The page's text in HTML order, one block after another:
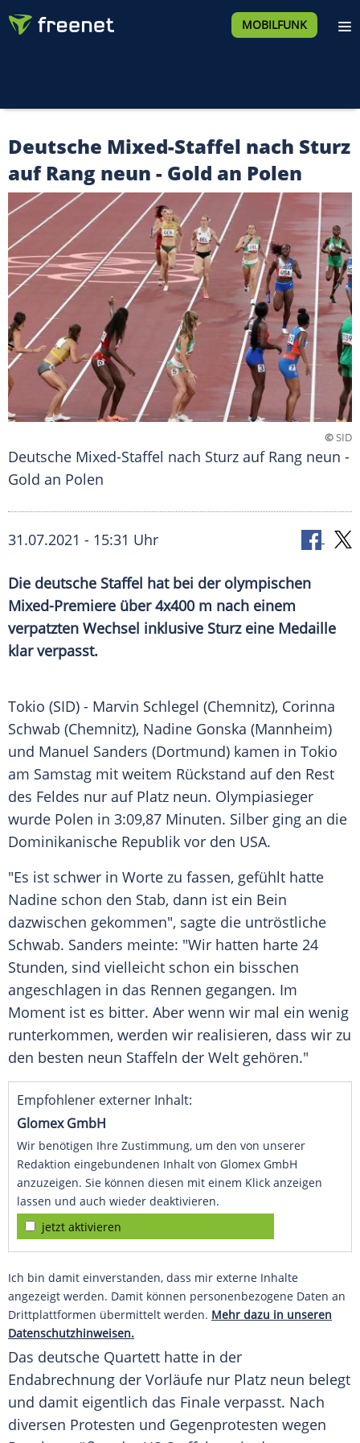
MOBILFUNK
Deutsche Mixed-Staffel nach Sturz
auf Rang neun - Gold an Polen
©SID
Deutsche Mixed-Staffel nach Sturz auf Rang neun -
Gold an Polen
31.07.2021 - 15:31 Uhr
Die deutsche Staffel hat bei der olympischen
Mixed-Premiere über 4x400 m nach einem
verpatzten Wechsel inklusive Sturz eine Medaille
klar verpasst.
Tokio (SID) - Marvin Schlegel (Chemnitz), Corinna
Schwab (Chemnitz), Nadine Gonska (Mannheim)
und Manuel Sanders (Dortmund) kamen in Tokio
am Samstag mit weitem Rückstand auf den Rest
des Feldes nur auf Platz neun. Olympiasieger
wurde Polen in 3:09,87 Minuten. Silber ging an die
Dominikanische Republik vor den USA.
"Es ist schwer in Worte zu fassen, gefühlt hatte
Nadine schon den Stab, dann ist ein Bein
dazwischen gekommen", sagte die untröstliche
Schwab. Sanders meinte: "Wir hatten harte 24
Stunden, sind vielleicht schon ein bisschen
angeschlagen in das Rennen gegangen. Im
Moment ist es bitter. Aber wenn wir mal ein wenig
runterkommen, werden wir realisieren, dass wir zu
den besten neun Staffeln der Welt gehören."
Empfohlener externer Inhalt:
Glomex GmbH
Wir benötigen Ihre Zustimmung, um den von unserer
Redaktion eingebundenen Inhalt von Glomex GmbH
anzuzeigen. Sie können diesen mit einem Klick anzeigen
lassen und auch wieder deaktivieren.
jetzt aktivieren
Ich bin damit einverstanden, dass mir externe Inhalte
angezeigt werden. Damit können personenbezogene Daten an
Drittplattformen übermittelt werden. Mehr dazu in unseren
Datenschutzhinweisen.
Das deutsche Quartett hatte in der
Endabrechnung der Vorläufe nur Platz neun belegt
und damit eigentlich das Finale verpasst. Nach
diversen Protesten und Gegenprotesten wegen